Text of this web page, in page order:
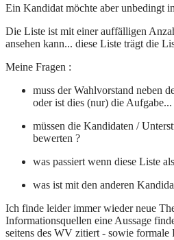
Ein Kandidat möchte aber unbedingt
Die Liste ist mit einer auffälligen
ansehen kann... diese Liste trägt die
Meine Fragen :
muss der Wahlvorstand neben
oder ist dies (nur) die
müssen die Kandidaten /
bewerten ?
was passiert wenn diese Liste
was ist mit den anderen
Ich finde leider immer wieder neue
Informationsquellen eine Aussage
seitens des WV zitiert - sowie formale